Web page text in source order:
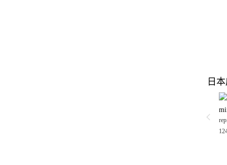
日